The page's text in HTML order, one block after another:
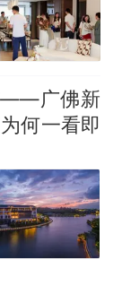
广佛新
何一看即